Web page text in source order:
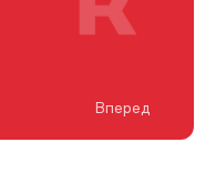
Вперед